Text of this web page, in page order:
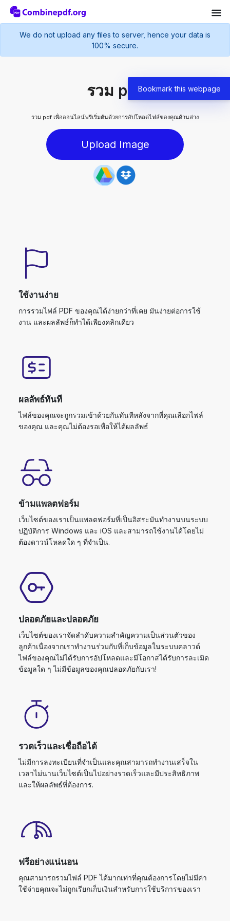
Bookmark this webpage
We do not upload any files to server, hence your data is
100% secure.
รวม pdf
รวม pdf เพื่อออนไลน์ฟรีเริ่มต้นด้วยการอัปโหลดไฟล์ของคุณด้านล่าง
Upload Image
ใช้งานง่าย
การรวมไฟล์ PDF ของคุณได้ง่ายกว่าที่เคย มันง่ายต่อการใช้
งาน และผลลัพธ์ก็ทำได้เพียงคลิกเดียว
ผลลัพธ์ทันที
ไฟล์ของคุณจะถูกรวมเข้าด้วยกันทันทีหลังจากที่คุณเลือกไฟล์
ของคุณ และคุณไม่ต้องรอเพื่อให้ได้ผลลัพธ์
ข้ามแพลตฟอร์ม
เว็บไซต์ของเราเป็นแพลตฟอร์มที่เป็นอิสระมันทำงานบนระบบ
ปฏิบัติการ Windows และ iOS และสามารถใช้งานได้โดยไม่
ต้องดาวน์โหลดใด ๆ ที่จำเป็น.
ปลอดภัยและปลอดภัย
เว็บไซต์ของเราจัดลำดับความสำคัญความเป็นส่วนตัวของ
ลูกค้าเนื่องจากเราทำงานร่วมกับที่เก็บข้อมูลในระบบคลาวด์
ไฟล์ของคุณไม่ได้รับการอัปโหลดและมีโอกาสได้รับการละเมิด
ข้อมูลใด ๆ ไม่มีข้อมูลของคุณปลอดภัยกับเรา!
รวดเร็วและเชื่อถือได้
ไม่มีการลงทะเบียนที่จำเป็นและคุณสามารถทำงานเสร็จใน
เวลาไม่นานเว็บไซต์เป็นไปอย่างรวดเร็วและมีประสิทธิภาพ
และให้ผลลัพธ์ที่ต้องการ.
ฟรีอย่างแน่นอน
คุณสามารถรวมไฟล์ PDF ได้มากเท่าที่คุณต้องการโดยไม่มีค่า
ใช้จ่ายคุณจะไม่ถูกเรียกเก็บเงินสำหรับการใช้บริการของเรา